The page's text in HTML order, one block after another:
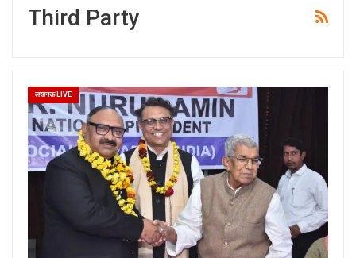
Third Party
लखनऊ LIVE